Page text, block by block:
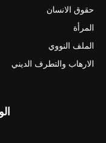
حقوق الانسان
المرأة
الملف النووي
الارهاب والتطرف الديني